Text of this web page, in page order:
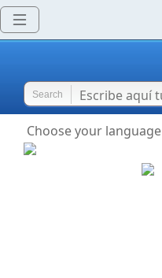
Search
Choose your language